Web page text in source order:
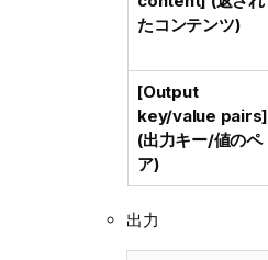
たコンテンツ)
[Output
key/value pairs]
(出力キー/値のペ
ア)
出力